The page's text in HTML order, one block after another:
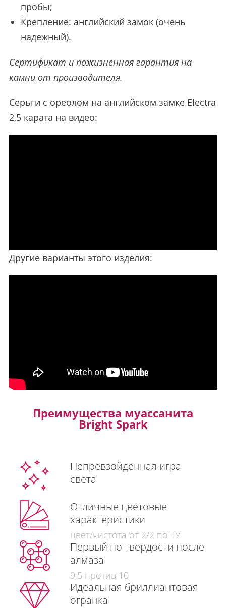
пробы;
Крепление: английский замок (очень
надежный).
Сертификат и пожизненная гарантия на
камни от производителя.
Серьги с ореолом на английском замке Electra
2,5 карата на видео:
Другие варианты этого изделия:
Преимущества муассанита
Bright Spark
Непревзойденная игра
света
Отличные цветовые
характеристики
цвет/чистота от 2/2 по ТУ
Первый по твердости после
алмаза
9,5 против 10
Идеальная бриллиантовая
огранка